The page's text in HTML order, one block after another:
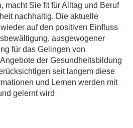
macht Sie fit für Alltag und Beruf
nachhaltig. Die aktuelle
auf den positiven Einfluss
ausgewogener
für das Gelingen von
der Gesundheitsbildung
seit langem diese
und Lernen werden mit
gelernt wird